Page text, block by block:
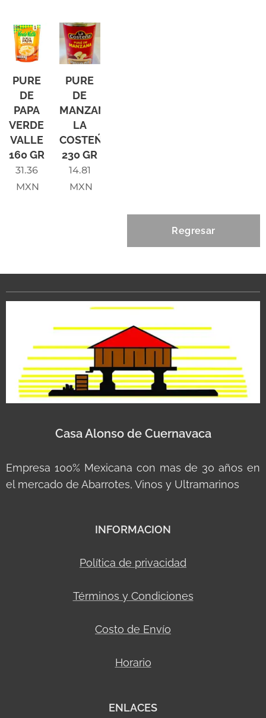
PURE
DE
PAPA
VERDE
VALLE
160 GR
31.36
MXN
PURE
DE
MANZANA
LA
COSTEŃA
230 GR
14.81
MXN
Regresar
Casa Alonso de Cuernavaca
Empresa 100% Mexicana con mas de 30 años en
el mercado de Abarrotes, Vinos y Ultramarinos
INFORMACION
Política de privacidad
Términos y Condiciones
Costo de Envío
Horario
ENLACES